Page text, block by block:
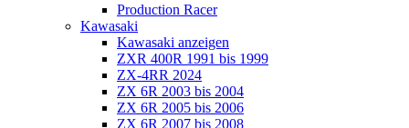
Production Racer
Kawasaki
Kawasaki anzeigen
ZXR 400R 1991 bis 1999
ZX-4RR 2024
ZX 6R 2003 bis 2004
ZX 6R 2005 bis 2006
ZX 6R 2007 bis 2008